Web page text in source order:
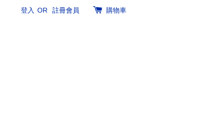
登入 OR 註冊會員 購物車